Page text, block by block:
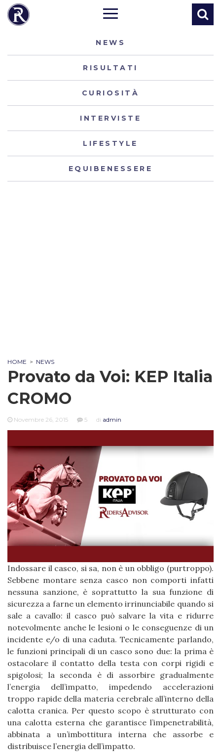
NEWS
RISULTATI
CURIOSITÀ
INTERVISTE
LIFESTYLE
EQUIBENESSERE
HOME > NEWS
Provato da Voi: KEP Italia
CROMO
Novembre 26, 2015 5 di admin
Indossare il casco, si sa, non è un obbligo (purtroppo).
Sebbene montare senza casco non comporti infatti
nessuna sanzione, è soprattutto la sua funzione di
sicurezza a farne un elemento irrinunciabile quando si
sale a cavallo: il casco può salvare la vita e ridurre
notevolmente anche le lesioni o le conseguenze di un
incidente e/o di una caduta. Tecnicamente parlando,
le funzioni principali di un casco sono due: la prima è
ostacolare il contatto della testa con corpi rigidi e
spigolosi; la seconda è di assorbire gradualmente
l’energia dell’impatto, impedendo accelerazioni
troppo rapide della materia cerebrale all’interno della
calotta cranica. Per questo scopo è strutturato con
una calotta esterna che garantisce l’impenetrabilità,
abbinata a un’imbottitura interna che assorbe e
distribuisce l’energia dell’impatto.